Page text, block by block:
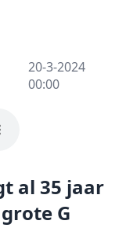
20-3-2024
00:00
al 35 jaar
G